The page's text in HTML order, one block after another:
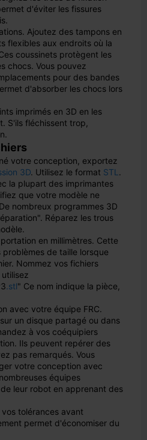
d'éviter les fissures
Ajoutez des tampons en
flexibles aux endroits où la
coussinets protègent les
chocs. Vous pouvez
pour des bandes
d'absorber les chocs lors
imprimés en 3D en les
S'ils fléchissent trop,
votre conception, exportez
3D. Utilisez le format STL .
la plupart des imprimantes
que votre modèle ne
nombreux programmes 3D
Réparez les trous
en millimètres. Cette
de taille lorsque
Nommez vos fichiers
.stl" Ce nom indique la pièce,
avec votre équipe FRC.
un disque partagé ou dans
à vos coéquipiers
Ils peuvent repérer des
pas remarqués. Vous
votre conception avec
équipes
leur robot en apprenant des
tolérances avant
permet d'économiser du